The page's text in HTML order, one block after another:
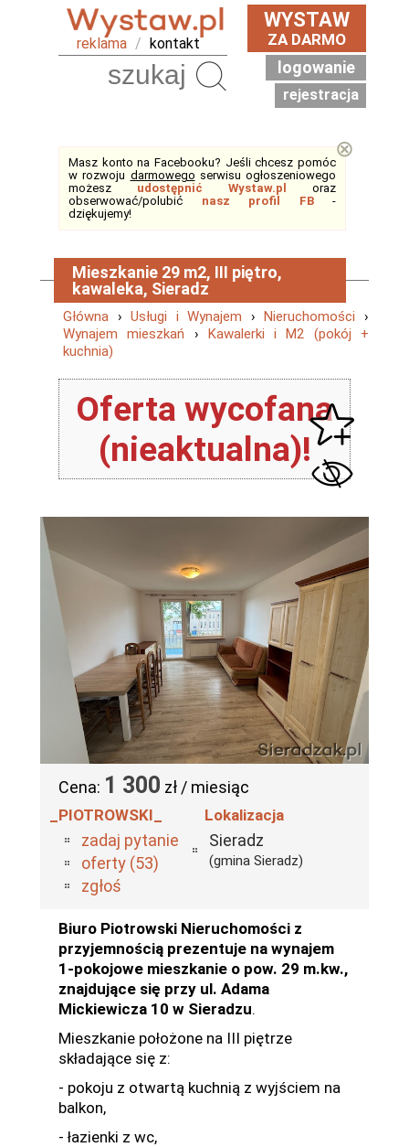
reklama / kontakt
WYSTAW
ZA DARMO
logowanie
rejestracja
Masz konto na Facebooku? Jeśli chcesz pomóc
w rozwoju darmowego serwisu ogłoszeniowego
możesz udostępnić Wystaw.pl
oraz
obserwować/polubić nasz profil FB-
dziękujemy!
⊗
Mieszkanie 29 m2, III piętro,
kawaleka, Sieradz
Główna ›Usługi i Wynajem ›Nieruchomości ›
Wynajem mieszkań › Kawalerki i M2 (pokój +
kuchnia)
Oferta wycofana
(nieaktualna)!
Cena: 1 300 zł / miesiąc
_PIOTROWSKI_
zadaj pytanie
oferty (53)
zgłoś
Lokalizacja
Sieradz
(gmina Sieradz)
Biuro Piotrowski Nieruchomości z
przyjemnością prezentuje na wynajem
1-pokojowe mieszkanie o pow. 29 m.kw.,
znajdujące się przy ul. Adama
Mickiewicza 10 w Sieradzu.
Mieszkanie położone na III piętrze
składające się z:
- pokoju z otwartą kuchnią z wyjściem na
balkon,
- łazienki z wc,